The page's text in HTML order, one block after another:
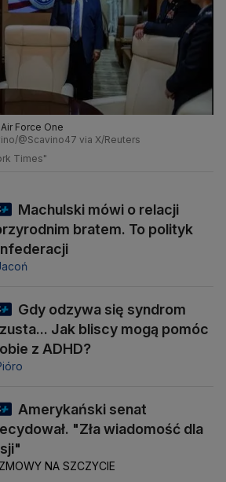
Force One
@Scavino47 via X/Reuters
Times"
Machulski mówi o relacji
bratem. To polityk
Gdy odzywa się syndrom
Jak bliscy mogą pomóc
z ADHD?
Amerykański senat
"Zła wiadomość dla
NA SZCZYCIE